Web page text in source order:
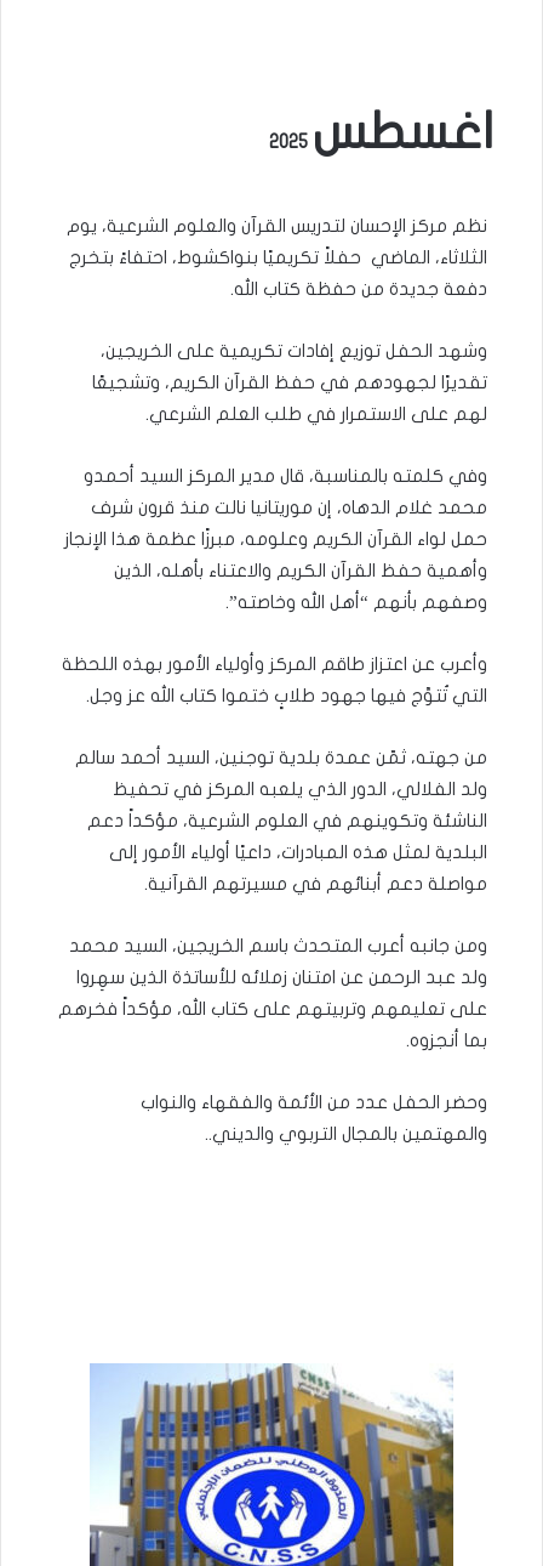
اغسطس
نظم مركز الإحسان لتدريس القرآن والعلوم الشرعية، يوم
الثلاثاء، الماضي حفلاً تكريميًا بنواكشوط، احتفاءً بتخرج
دفعة جديدة من حفظة كتاب الله.
وشهد الحفل توزيع إفادات تكريمية على الخريجين،
تقديرًا لجهودهم في حفظ القرآن الكريم، وتشجيعًا
لهم على الاستمرار في طلب العلم الشرعي.
وفي كلمته بالمناسبة، قال مدير المركز السيد أحمدو
محمد غلام الدهاه، إن موريتانيا نالت منذ قرون شرف
حمل لواء القرآن الكريم وعلومه، مبرزًا عظمة هذا الإنجاز
وأهمية حفظ القرآن الكريم والاعتناء بأهله، الذين
وصفهم بأنهم “أهل الله وخاصته”.
وأعرب عن اعتزاز طاقم المركز وأولياء الأمور بهذه اللحظة
التي تُتوَّج فيها جهود طلابٍ ختموا كتاب الله عز وجل.
من جهته، ثمّن عمدة بلدية توجنين، السيد أحمد سالم
ولد الفلالي، الدور الذي يلعبه المركز في تحفيظ
الناشئة وتكوينهم في العلوم الشرعية، مؤكداً دعم
البلدية لمثل هذه المبادرات، داعيًا أولياء الأمور إلى
مواصلة دعم أبنائهم في مسيرتهم القرآنية.
ومن جانبه أعرب المتحدث باسم الخريجين، السيد محمد
ولد عبد الرحمن عن امتنان زملائه للأساتذة الذين سهِروا
على تعليمهم وتربيتهم على كتاب الله، مؤكداً فخرهم
بما أنجزوه.
وحضر الحفل عدد من الأئمة والفقهاء والنواب
والمهتمين بالمجال التربوي والديني..